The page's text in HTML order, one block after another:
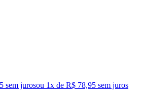
sem jurosou 1x de R$ 78,95 sem juros